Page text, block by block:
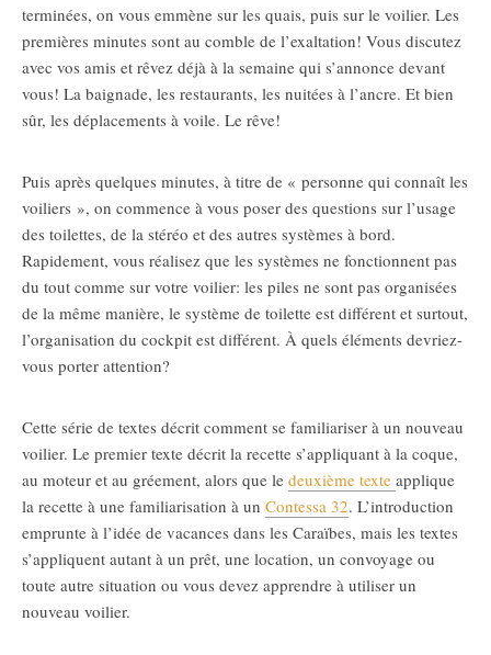
terminées, on vous emmène sur les quais, puis sur le voilier. Les
premières minutes sont au comble de l’exaltation! Vous discutez
avec vos amis et rêvez déjà à la semaine qui s’annonce devant
vous! La baignade, les restaurants, les nuitées à l’ancre. Et bien
sûr, les déplacements à voile. Le rêve!
Puis après quelques minutes, à titre de « personne qui connaît les
voiliers », on commence à vous poser des questions sur l’usage
des toilettes, de la stéréo et des autres systèmes à bord.
Rapidement, vous réalisez que les systèmes ne fonctionnent pas
du tout comme sur votre voilier: les piles ne sont pas organisées
de la même manière, le système de toilette est différent et surtout,
l’organisation du cockpit est différent. À quels éléments devriez-
vous porter attention?
Cette série de textes décrit comment se familiariser à un nouveau
voilier. Le premier texte décrit la recette s’appliquant à la coque,
au moteur et au gréement, alors que le deuxième texte applique
la recette à une familiarisation à un Contessa 32. L’introduction
emprunte à l’idée de vacances dans les Caraïbes, mais les textes
s’appliquent autant à un prêt, une location, un convoyage ou
toute autre situation ou vous devez apprendre à utiliser un
nouveau voilier.